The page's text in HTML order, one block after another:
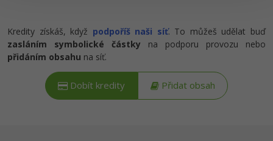
Kredity získáš, když podpoříš naši síť. To můžeš udělat buď
zasláním symbolické částky na podporu provozu nebo
přidáním obsahu na síť.
Dobít kredity Přidat obsah